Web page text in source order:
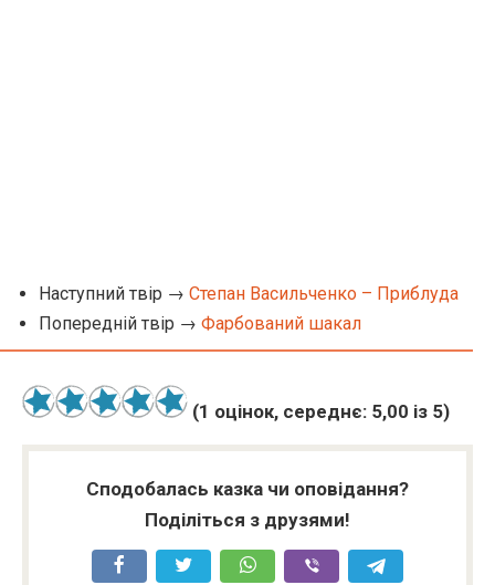
Наступний твір → Степан Васильченко – Приблуда
Попередній твір → Фарбований шакал
(1 оцінок, середнє: 5,00 із 5)
Сподобалась казка чи оповідання?
Поділіться з друзями!